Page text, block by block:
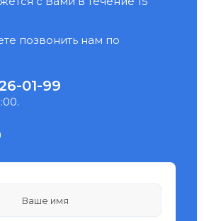
позвонить нам по
01-99